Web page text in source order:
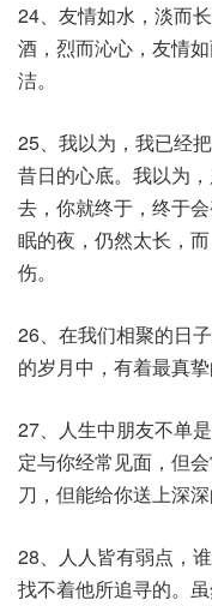
24、友情如水，淡而
酒，烈而沁心，友情
洁。
25、我以为，我已经
昔日的心底。我以为
去，你就终于，终于
眠的夜，仍然太长，
伤。
26、在我们相聚的日
的岁月中，有着最真
27、人生中朋友不单
定与你经常见面，但
刀，但能给你送上深深
28、人人皆有弱点，
找不着他所追寻的。